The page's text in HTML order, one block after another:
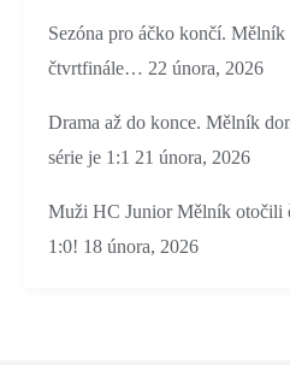
Sezóna pro áčko končí.
čtvrtfinále… 22 února, 2026
Drama až do konce. Mělník
série je 1:1 21 února, 2026
Muži HC Junior Mělník otočili
1:0! 18 února, 2026